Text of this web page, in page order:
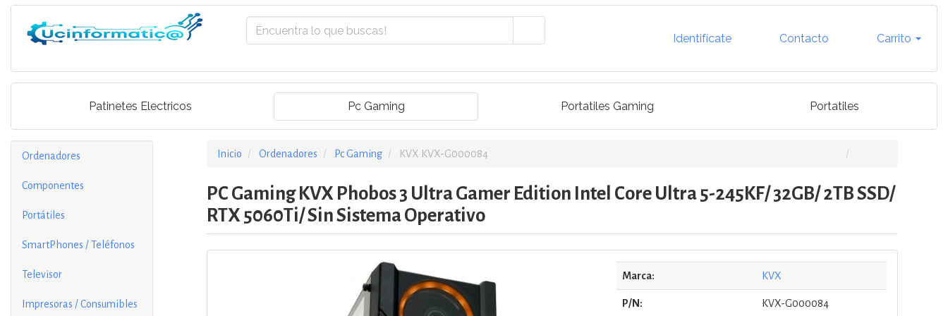
Identifícate Contacto Carrito
Patinetes Electricos Pc Gaming Portatiles Gaming Portatiles
Ordenadores
Componentes
Portátiles
SmartPhones / Teléfonos
Televisor
Impresoras / Consumibles
Inicio Ordenadores Pc Gaming KVX KVX-G000084
PC Gaming KVX Phobos 3 Ultra Gamer Edition Intel Core Ultra 5-245KF/ 32GB/ 2TB SSD/
RTX 5060Ti/ Sin Sistema Operativo
Marca: KVX
P/N: KVX-G000084